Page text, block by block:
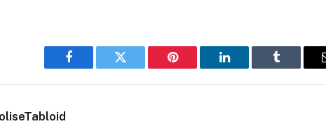
Facebook Twitter Pinterest LinkedIn Tumblr